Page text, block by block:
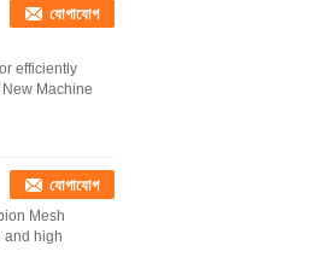
যোগাযোগ
efficiently
Machine
যোগাযোগ
Mesh
and high